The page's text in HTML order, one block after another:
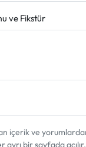
ve Fikstür
içerik ve
ayrı bir sayfada